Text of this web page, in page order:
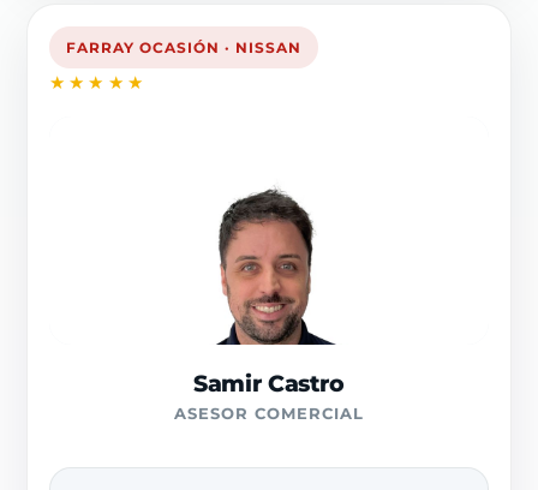
FARRAY OCASIÓN · NISSAN
★★★★★
Samir Castro
ASESOR COMERCIAL